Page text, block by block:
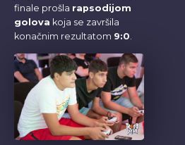
finale prošla rapsodijom
golova koja se završila
konačnim rezultatom 9:0